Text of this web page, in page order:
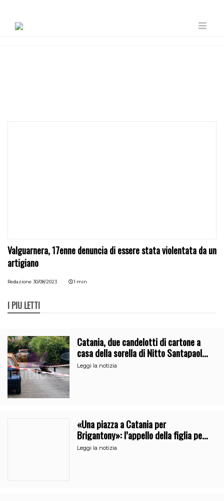
Valguarnera, 17enne denuncia di essere stata violentata da un
artigiano
Redazione 30/08/2023 1 min
I PIÙ LETTI
Catania, due candelotti di cartone a
casa della sorella di Nitto Santapaola.
Le indagini
Leggi la notizia
«Una piazza a Catania per
Brigantony»: l’appello della figlia per
la memoria del cantante popolare
Leggi la notizia